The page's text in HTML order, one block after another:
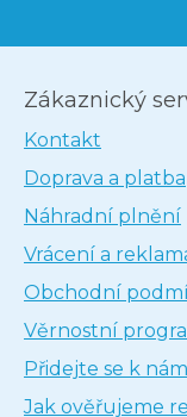
Zákaznický
Kontakt
Doprava a platba
Náhradní plnění
Vrácení a
Obchodní
Věrnostní
Přidejte se k nám
Jak ověřujeme